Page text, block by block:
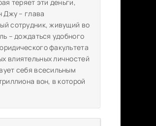
теряет эти деньги,
Джу – глава
сотрудник, живущий во
– дождаться удобного
факультета
влиятельных личностей
себя всесильным
вон, в которой